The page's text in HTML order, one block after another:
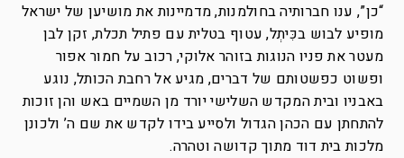
“כן”, ענו חברותיה בחולמנות, מדמיינות את מושיען של ישראל
מופיע לבוש בכִּיתְל, עטוף בטלית עם פתיל תכלת, זקן לבן
מעטר את פניו הנוגות בזוהר אלוקי, רכוב על חמור אפור
ופשוט כפשטותם של דברים, מגיע אל רחבת הכותל, נוגע
באבניו ובית המקדש השלישי יורד מן השמיים באש והן זוכות
להתחתן עם הכהן הגדול ולסייע בידו לקדש את שם ה’ ולכונן
מלכות בית דוד מתוך קדושה וטהרה.